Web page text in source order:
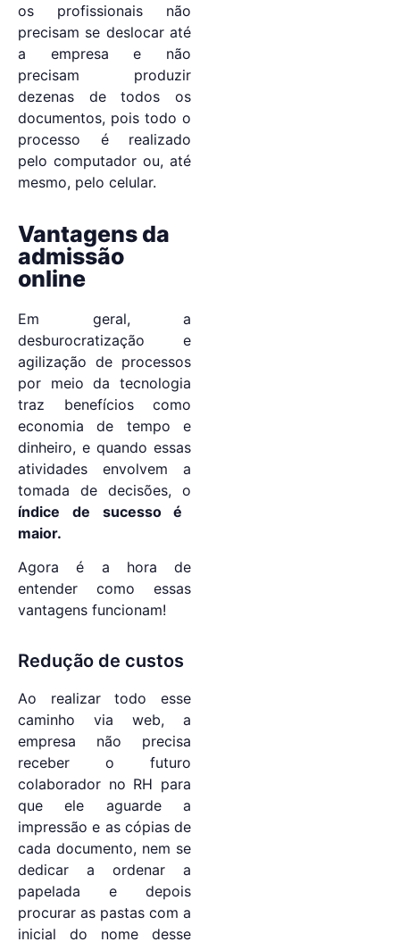
os profissionais não
precisam se deslocar até
a empresa e não
precisam produzir
dezenas de todos os
documentos, pois todo o
processo é realizado
pelo computador ou, até
mesmo, pelo celular.
Vantagens da
admissão
online
Em geral, a
desburocratização e
agilização de processos
por meio da tecnologia
traz benefícios como
economia de tempo e
dinheiro, e quando essas
atividades envolvem a
tomada de decisões, o
índice de sucesso é
maior.
Agora é a hora de
entender como essas
vantagens funcionam!
Redução de custos
Ao realizar todo esse
caminho via web, a
empresa não precisa
receber o futuro
colaborador no RH para
que ele aguarde a
impressão e as cópias de
cada documento, nem se
dedicar a ordenar a
papelada e depois
procurar as pastas com a
inicial do nome desse